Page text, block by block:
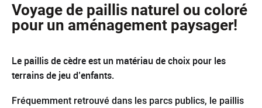
Voyage de paillis naturel ou coloré
pour un aménagement paysager!
Le paillis de cèdre est un matériau de choix pour les
terrains de jeu d’enfants.
Fréquemment retrouvé dans les parcs publics, le paillis